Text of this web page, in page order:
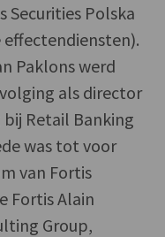
Securities Polska
Paklons werd
als director
Retail Banking
was tot voor
van Fortis
Fortis Alain
Group,